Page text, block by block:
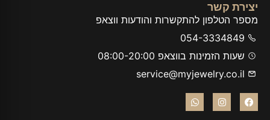
יצירת קשר
מספר הטלפון להתקשרות והודעות ווצאפ
054-3334849
שעות הזמינות בווצאפ 08:00-20:00
service@myjewelry.co.il